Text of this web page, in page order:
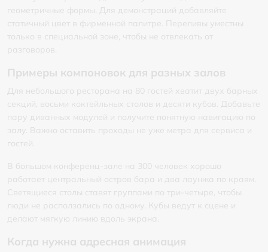
геометричные формы. Для демонстраций добавляйте
статичный цвет в фирменной палитре. Переливы уместны
только в специальной зоне, чтобы не отвлекать от
разговоров.
Примеры компоновок для разных залов
Для небольшого ресторана на 80 гостей хватит двух барных
секций, восьми коктейльных столов и десяти кубов. Добавьте
пару диванных модулей и получите понятную навигацию по
залу. Важно оставить проходы не уже метра для сервиса и
гостей.
В большом конференц-зале на 300 человек хорошо
работает центральный остров бара и два лаунжа по краям.
Светящиеся столы ставят группами по три-четыре, чтобы
люди не расползались по одному. Кубы ведут к сцене и
делают мягкую линию вдоль экрана.
Когда нужна адресная анимация